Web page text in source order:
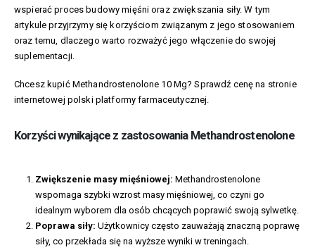
wspierać proces budowy mięśni oraz zwiększania siły. W tym
artykule przyjrzymy się korzyściom związanym z jego stosowaniem
oraz temu, dlaczego warto rozważyć jego włączenie do swojej
suplementacji.
Chcesz kupić Methandrostenolone 10 Mg? Sprawdź cenę na stronie
internetowej polski platformy farmaceutycznej.
Korzyści wynikające z zastosowania Methandrostenolone
Zwiększenie masy mięśniowej: Methandrostenolone
wspomaga szybki wzrost masy mięśniowej, co czyni go
idealnym wyborem dla osób chcących poprawić swoją sylwetkę.
Poprawa siły: Użytkownicy często zauważają znaczną poprawę
siły, co przekłada się na wyższe wyniki w treningach.